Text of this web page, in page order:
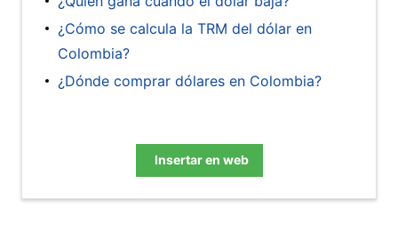
¿Cómo se calcula la TRM del dólar en
Colombia?
¿Dónde comprar dólares en Colombia?
Insertar en web